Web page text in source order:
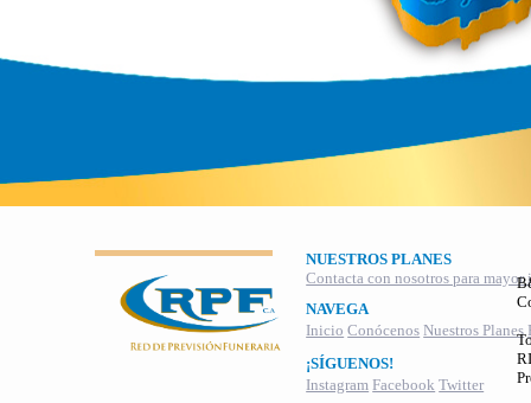
NUESTROS PLANES
Contacta con nosotros para
NAVEGA
Inicio Conócenos Nuestros Planes
¡SÍGUENOS!
Instagram Facebook Twitter